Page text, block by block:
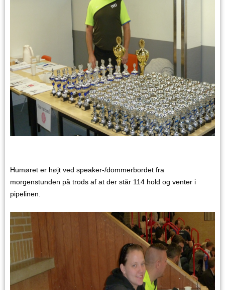
Humøret er højt ved speaker-/dommerbordet fra
morgenstunden på trods af at der står 114 hold og venter i
pipelinen.